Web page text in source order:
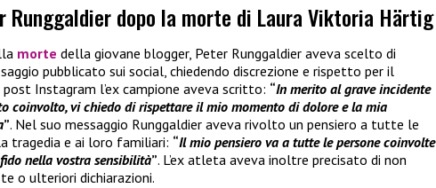
Runggaldier dopo la morte di Laura Viktoria Härtig
morte della giovane blogger, Peter Runggaldier aveva scelto di
pubblicato sui social, chiedendo discrezione e rispetto per il
Instagram l’ex campione aveva scritto: “In merito al grave incidente
coinvolto, vi chiedo di rispettare il mio momento di dolore e la mia
”. Nel suo messaggio Runggaldier aveva rivolto un pensiero a tutte le
tragedia e ai loro familiari: “Il mio pensiero va a tutte le persone coinvolte
nella vostra sensibilità”. L’ex atleta aveva inoltre precisato di non
o ulteriori dichiarazioni.